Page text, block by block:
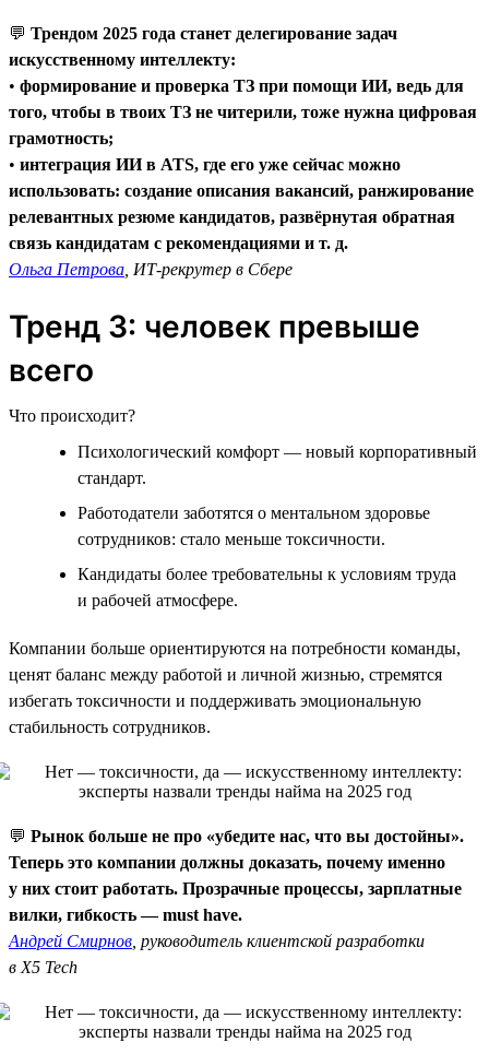
💬 Трендом 2025 года станет делегирование задач
искусственному интеллекту:
• формирование и проверка ТЗ при помощи ИИ, ведь для
того, чтобы в твоих ТЗ не читерили, тоже нужна цифровая
грамотность;
• интеграция ИИ в ATS, где его уже сейчас можно
использовать: создание описания вакансий, ранжирование
релевантных резюме кандидатов, развёрнутая обратная
связь кандидатам с рекомендациями и т. д.
Ольга Петрова , ИТ-рекрутер в Сбере
Тренд 3: человек превыше
всего
Что происходит?
Психологический комфорт — новый корпоративный
стандарт.
Работодатели заботятся о ментальном здоровье
сотрудников: стало меньше токсичности.
Кандидаты более требовательны к условиям труда
и рабочей атмосфере.
Компании больше ориентируются на потребности команды,
ценят баланс между работой и личной жизнью, стремятся
избегать токсичности и поддерживать эмоциональную
стабильность сотрудников.
💬 Рынок больше не про «убедите нас, что вы достойны».
Теперь это компании должны доказать, почему именно
у них стоит работать. Прозрачные процессы, зарплатные
вилки, гибкость — must have.
Андрей Смирнов , руководитель клиентской разработки
в X5 Tech